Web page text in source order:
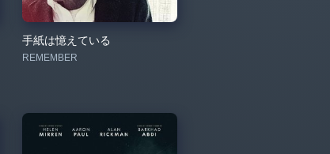
手紙は憶えている
REMEMBER